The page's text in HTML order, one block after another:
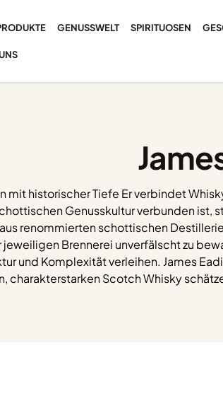
GENUSSWELT SPIRITUOSEN
mit historischer Tiefe Er verbindet
Genusskultur verbunden
renommierten schottischen
Brennerei unverfälscht zu
und Komplexität verleihen. James
charakterstarken Scotch Whisky